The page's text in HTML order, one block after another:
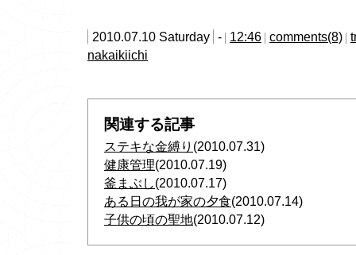
2010.07.10 Saturday - 12:46 comments(8)
nakaikiichi
関連する記事
ステキな金縛り (2010.07.31)
健康管理(2010.07.19)
釜まぶし(2010.07.17)
ある日の我が家の夕食(2010.07.14)
子供の頃の聖地(2010.07.12)